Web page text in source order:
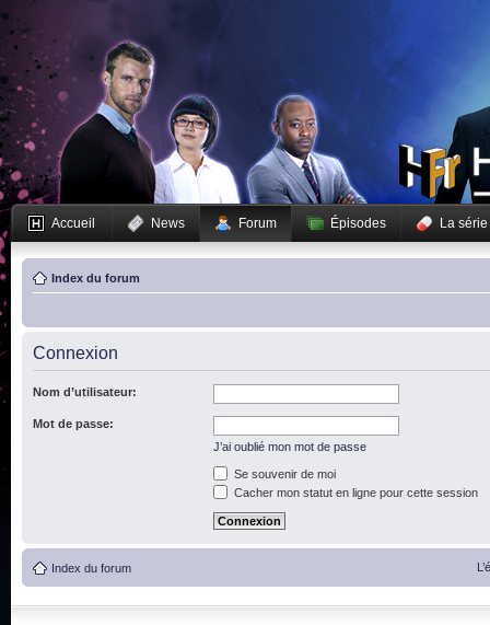
Accueil News Forum Épisodes La série
Index du forum
Connexion
Nom d’utilisateur:
Mot de passe:
J’ai oublié mon mot de passe
Se souvenir de moi
Cacher mon statut en ligne pour cette session
Index du forum